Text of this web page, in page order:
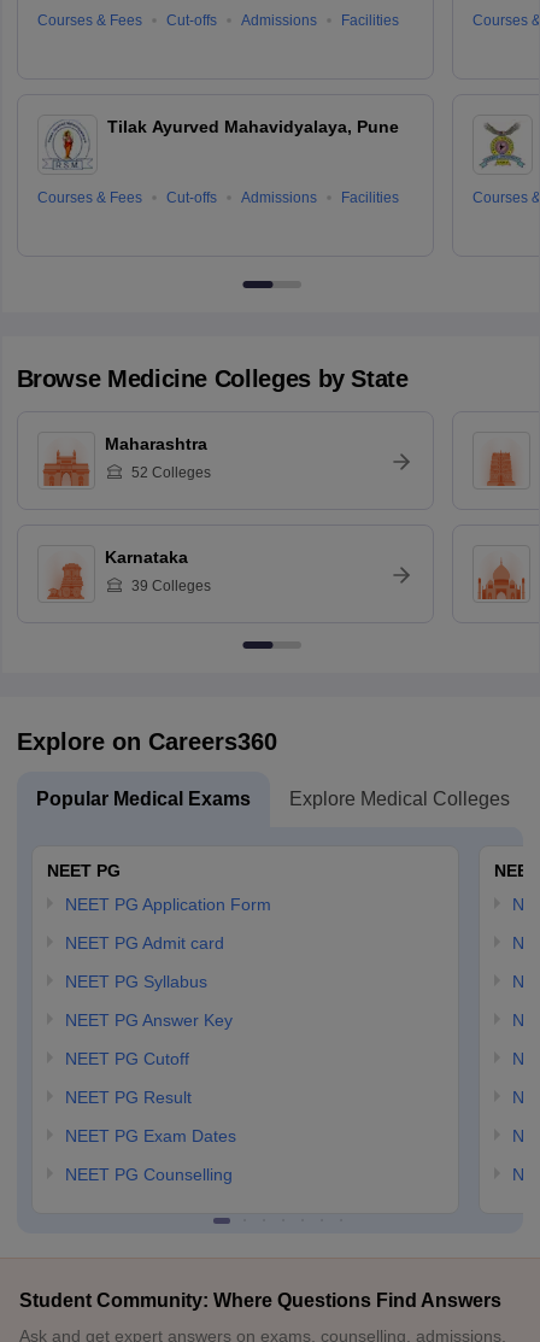
Courses & Fees Cut-offs Admissions Facilities
Tilak Ayurved Mahavidyalaya, Pune
Courses & Fees Cut-offs Admissions Facilities
Courses
Courses
Browse Medicine Colleges by State
Maharashtra
52 Colleges
Karnataka
39 Colleges
Explore on Careers360
Popular Medical Exams Explore Medical Colleges
NEET PG
NEET PG Application Form
NEET PG Admit card
NEET PG Syllabus
NEET PG Answer Key
NEET PG Cutoff
NEET PG Result
NEET PG Exam Dates
NEET PG Counselling
Student Community: Where Questions Find Answers
Ask and get expert answers on exams, counselling, admissions,